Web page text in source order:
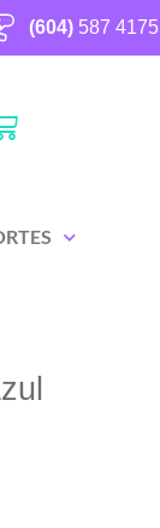
(604)587 4175